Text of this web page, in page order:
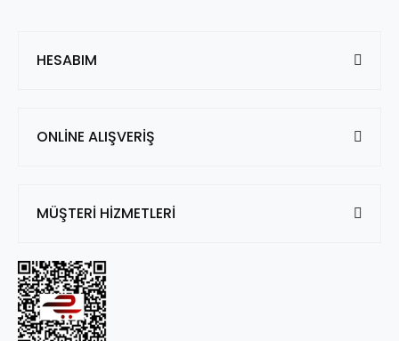
HESABIM
ONLİNE ALIŞVERİŞ
MÜŞTERİ HİZMETLERİ